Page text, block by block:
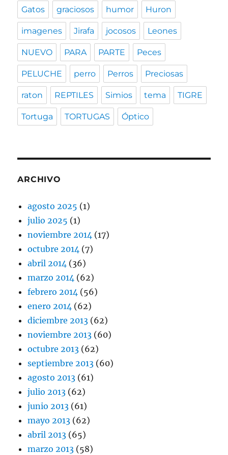
Gatos graciosos humor Huron
imagenes Jirafa jocosos Leones
NUEVO PARA PARTE Peces
PELUCHE perro Perros Preciosas
raton REPTILES Simios tema TIGRE
Tortuga TORTUGAS Óptico
ARCHIVO
agosto 2025 (1)
julio 2025 (1)
noviembre 2014 (17)
octubre 2014 (7)
abril 2014 (36)
marzo 2014 (62)
febrero 2014 (56)
enero 2014 (62)
diciembre 2013 (62)
noviembre 2013 (60)
octubre 2013 (62)
septiembre 2013 (60)
agosto 2013 (61)
julio 2013 (62)
junio 2013 (61)
mayo 2013 (62)
abril 2013 (65)
marzo 2013 (58)